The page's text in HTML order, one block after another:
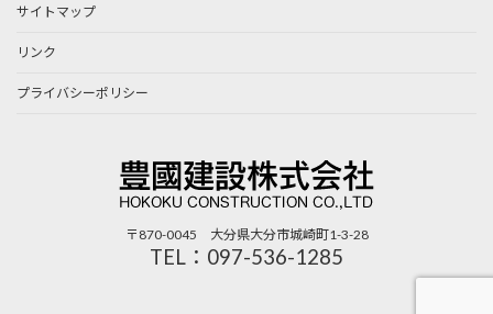
サイトマップ
リンク
プライバシーポリシー
〒870-0045 大分県大分市城崎町1-3-28
TEL：097-536-1285